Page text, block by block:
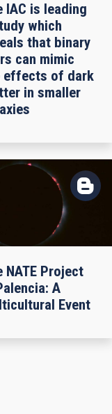
IAC is leading
which
that binary
can mimic
effects of dark
in smaller
NATE Project
A
Event